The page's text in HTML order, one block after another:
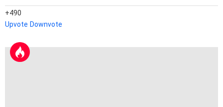
490
Upvote Downvote